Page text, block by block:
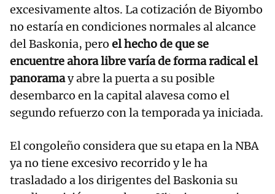
excesivamente altos. La cotización de Biyombo
no estaría en condiciones normales al alcance
del Baskonia, pero el hecho de que se
encuentre ahora libre varía de forma radical el
panoramay abre la puerta a su posible
desembarco en la capital alavesa como el
segundo refuerzo con la temporada ya iniciada.
El congoleño considera que su etapa en la NBA
ya no tiene excesivo recorrido y le ha
trasladado a los dirigentes del Baskonia su